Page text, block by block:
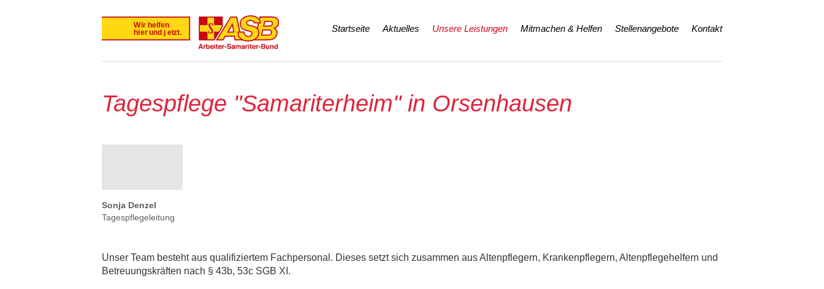
Navigation
Startseite Aktuelles Unsere Leistungen Mitmachen & Helfen Stellenangebote Kontakt
Tagespflege "Samariterheim" in Orsenhausen
Sonja Denzel
Tagespflegeleitung
Unser Team besteht aus qualifiziertem Fachpersonal. Dieses setzt sich zusammen aus Altenpflegern, Krankenpflegern, Altenpflegehelfern und
Betreuungskräften nach § 43b, 53c SGB XI.